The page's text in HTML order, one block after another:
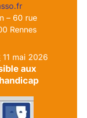
– 60 rue
Rennes
11 mai 2026
aux